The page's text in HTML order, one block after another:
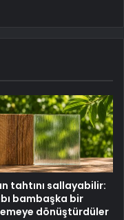
tahtını sallayabilir:
bambaşka bir
dönüştürdüler